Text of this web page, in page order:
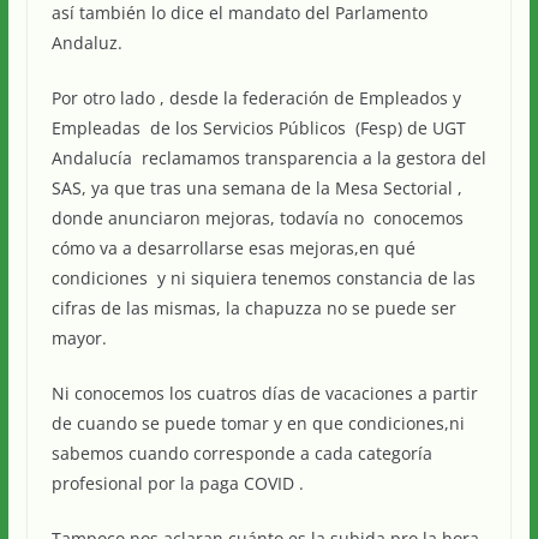
así también lo dice el mandato del Parlamento
Andaluz.
Por otro lado , desde la federación de Empleados y
Empleadas de los Servicios Públicos (Fesp) de UGT
Andalucía reclamamos transparencia a la gestora del
SAS, ya que tras una semana de la Mesa Sectorial ,
donde anunciaron mejoras, todavía no conocemos
cómo va a desarrollarse esas mejoras,en qué
condiciones y ni siquiera tenemos constancia de las
cifras de las mismas, la chapuzza no se puede ser
mayor.
Ni conocemos los cuatros días de vacaciones a partir
de cuando se puede tomar y en que condiciones,ni
sabemos cuando corresponde a cada categoría
profesional por la paga COVID .